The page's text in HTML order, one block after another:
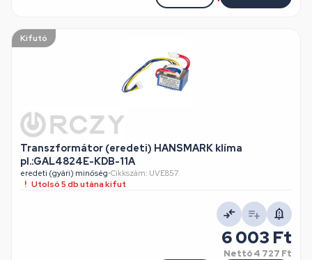
Kifutó
Transzformátor (eredeti) HANSMARK klíma
pl.:GAL4824E-KDB-11A
eredeti (gyári) minőség•Cikkszám: UVE857
Utolsó 5 db utána kifut
6 003 Ft
Nettó4 727 Ft